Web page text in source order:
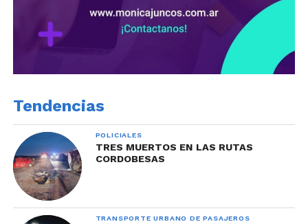
Tendencias
POLICIALES
TRES MUERTOS EN LAS RUTAS
CORDOBESAS
TRANSPORTE URBANO DE PASAJEROS